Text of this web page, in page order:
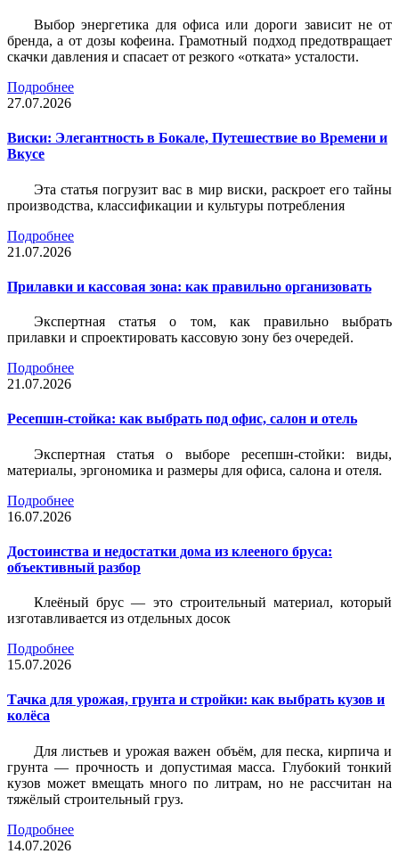
Выбор энергетика для офиса или дороги зависит не от
бренда, а от дозы кофеина. Грамотный подход предотвращает
скачки давления и спасает от резкого «отката» усталости.
Подробнее
27.07.2026
Виски: Элегантность в Бокале, Путешествие во Времени и
Вкусе
Эта статья погрузит вас в мир виски, раскроет его тайны
производства, классификации и культуры потребления
Подробнее
21.07.2026
Прилавки и кассовая зона: как правильно организовать
Экспертная статья о том, как правильно выбрать
прилавки и спроектировать кассовую зону без очередей.
Подробнее
21.07.2026
Ресепшн-стойка: как выбрать под офис, салон и отель
Экспертная статья о выборе ресепшн-стойки: виды,
материалы, эргономика и размеры для офиса, салона и отеля.
Подробнее
16.07.2026
Достоинства и недостатки дома из клееного бруса:
объективный разбор
Клеёный брус — это строительный материал, который
изготавливается из отдельных досок
Подробнее
15.07.2026
Тачка для урожая, грунта и стройки: как выбрать кузов и
колёса
Для листьев и урожая важен объём, для песка, кирпича и
грунта — прочность и допустимая масса. Глубокий тонкий
кузов может вмещать много по литрам, но не рассчитан на
тяжёлый строительный груз.
Подробнее
14.07.2026